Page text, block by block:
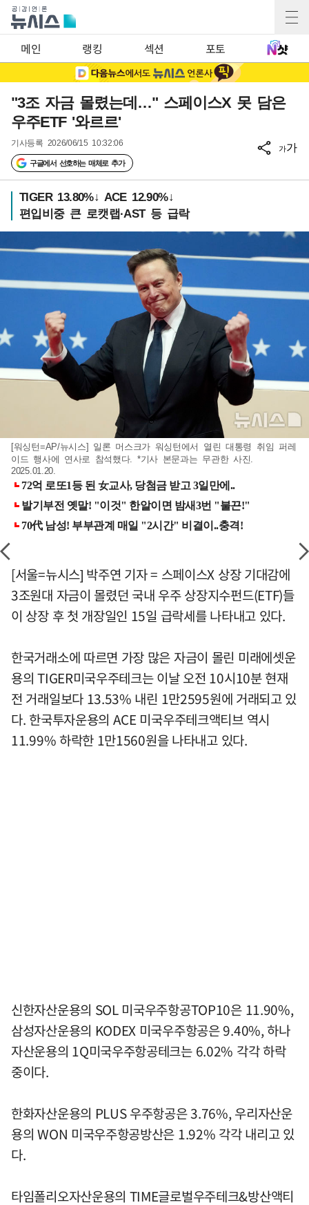
메인 랭킹 섹션 포토
"3조 자금 몰렸는데…" 스페이스X 못 담은
우주ETF '와르르'
기사등록 2026/06/15 10:32:06
구글에서 선호하는 매체로 추가
가가
TIGER 13.80%↓ ACE 12.90%↓
편입비중 큰 로캣랩·AST 등 급락
[워싱턴=AP/뉴시스] 일론 머스크가 워싱턴에서 열린 대통령 취임 퍼레
이드 행사에 연사로 참석했다. *기사 본문과는 무관한 사진.
2025.01.20.
[서울=뉴시스] 박주연 기자 = 스페이스X 상장 기대감에
3조원대 자금이 몰렸던 국내 우주 상장지수펀드(ETF)들
이 상장 후 첫 개장일인 15일 급락세를 나타내고 있다.
한국거래소에 따르면 가장 많은 자금이 몰린 미래에셋운
용의 TIGER미국우주테크는 이날 오전 10시10분 현재
전 거래일보다 13.53% 내린 1만2595원에 거래되고 있
다. 한국투자운용의 ACE 미국우주테크액티브 역시
11.99% 하락한 1만1560원을 나타내고 있다.
신한자산운용의 SOL 미국우주항공TOP10은 11.90%,
삼성자산운용의 KODEX 미국우주항공은 9.40%, 하나
자산운용의 1Q미국우주항공테크는 6.02% 각각 하락
중이다.
한화자산운용의 PLUS 우주항공은 3.76%, 우리자산운
용의 WON 미국우주항공방산은 1.92% 각각 내리고 있
다.
타임폴리오자산운용의 TIME글로벌우주테크&방산액티